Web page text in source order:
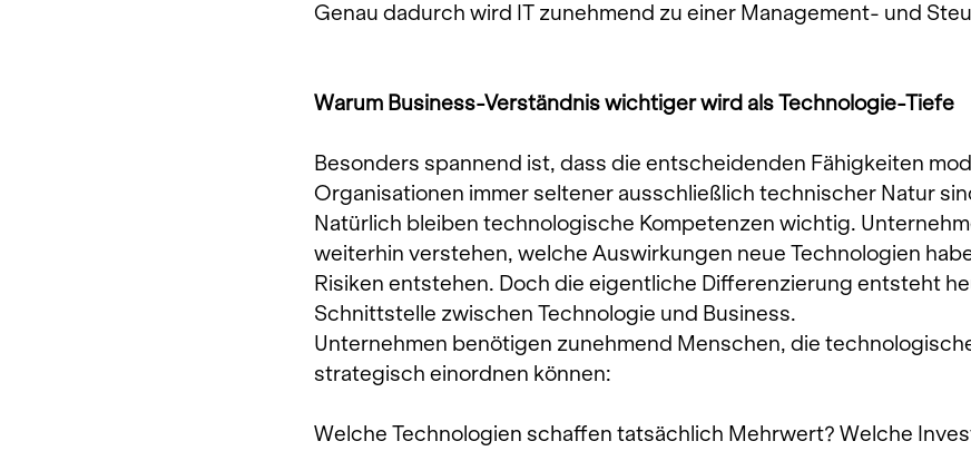
Genau dadurch wird IT zunehmend zu einer Management- und
Warum Business-Verständnis wichtiger wird als Technologie-Tiefe
Besonders spannend ist, dass die entscheidenden Fähigkeiten
Organisationen immer seltener ausschließlich technischer Natur
Natürlich bleiben technologische Kompetenzen wichtig.
weiterhin verstehen, welche Auswirkungen neue Technologien
Risiken entstehen. Doch die eigentliche Differenzierung entsteht
Schnittstelle zwischen Technologie und Business.
Unternehmen benötigen zunehmend Menschen, die
strategisch einordnen können:
Welche Technologien schaffen tatsächlich Mehrwert? Welche